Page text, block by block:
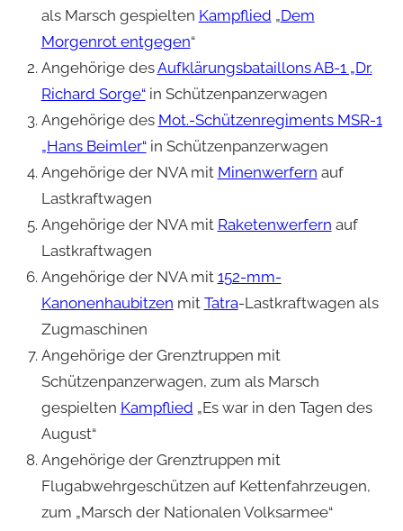
als Marsch gespielten Kampflied „Dem
Morgenrot entgegen“
Angehörige desAufklärungsbataillons AB-1 „Dr.
Richard Sorge“in Schützenpanzerwagen
Angehörige des Mot.-Schützenregiments MSR-1
„Hans Beimler“in Schützenpanzerwagen
Angehörige der NVA mit Minenwerfern auf
Lastkraftwagen
Angehörige der NVA mit Raketenwerfern auf
Lastkraftwagen
Angehörige der NVA mit 152-mm-
Kanonenhaubitzen mit Tatra-Lastkraftwagen als
Zugmaschinen
Angehörige der Grenztruppen mit
Schützenpanzerwagen, zum als Marsch
gespielten Kampflied „Es war in den Tagen des
August“
Angehörige der Grenztruppen mit
Flugabwehrgeschützen auf Kettenfahrzeugen,
zum „Marsch der Nationalen Volksarmee“